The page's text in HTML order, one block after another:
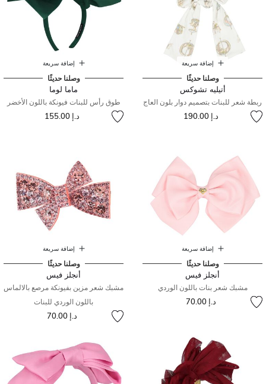
إضافة سريعة
وصلنا حديثًا
أتيليه تشوكس
ربطة شعر للبنات بتصميم دوار بلون العاج
د.إ 190.00
إضافة سريعة
وصلنا حديثًا
ماما لوما
طوق رأس للبنات فيونكة باللون الأخضر
د.إ 155.00
إضافة سريعة
وصلنا حديثًا
أنجلز فيس
مشبك شعر بنات باللون الوردي
د.إ 70.00
إضافة سريعة
وصلنا حديثًا
أنجلز فيس
مشبك شعر مزين بفيونكة مرصع بالالماس
باللون الوردي للبنات
د.إ 70.00